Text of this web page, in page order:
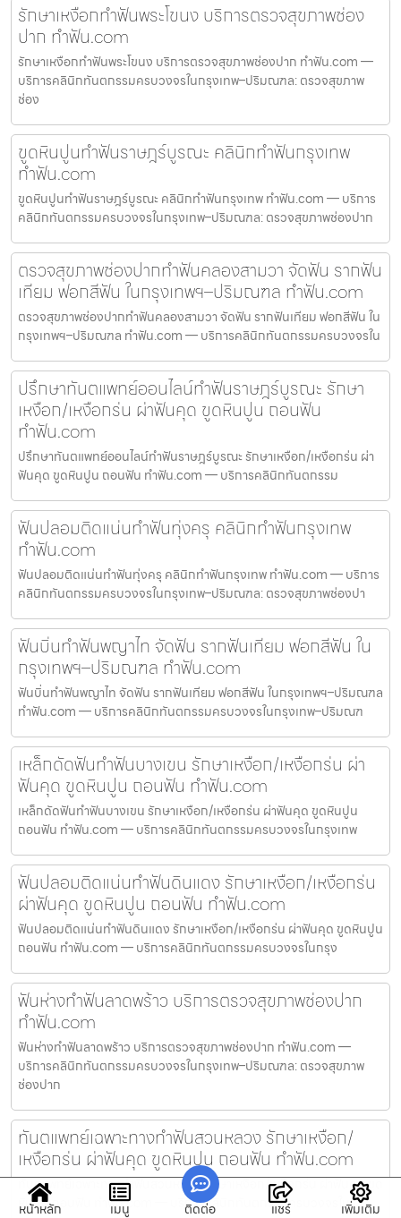
รักษาเหงือกทำฟันพระโขนง บริการตรวจสุขภาพช่อง
ปาก ทำฟัน.com
รักษาเหงือกทำฟันพระโขนง บริการตรวจสุขภาพช่องปาก ทำฟัน.com —
บริการคลินิกทันตกรรมครบวงจรในกรุงเทพ–ปริมณฑล: ตรวจสุขภาพ
ช่อง
ขูดหินปูนทำฟันราษฎร์บูรณะ คลินิกทำฟันกรุงเทพ
ทำฟัน.com
ขูดหินปูนทำฟันราษฎร์บูรณะ คลินิกทำฟันกรุงเทพ ทำฟัน.com — บริการ
คลินิกทันตกรรมครบวงจรในกรุงเทพ–ปริมณฑล: ตรวจสุขภาพช่องปาก
ตรวจสุขภาพช่องปากทำฟันคลองสามวา จัดฟัน รากฟัน
เทียม ฟอกสีฟัน ในกรุงเทพฯ–ปริมณฑล ทำฟัน.com
ตรวจสุขภาพช่องปากทำฟันคลองสามวา จัดฟัน รากฟันเทียม ฟอกสีฟัน ใน
กรุงเทพฯ–ปริมณฑล ทำฟัน.com — บริการคลินิกทันตกรรมครบวงจรใน
ปรึกษาทันตแพทย์ออนไลน์ทำฟันราษฎร์บูรณะ รักษา
เหงือก/เหงือกร่น ผ่าฟันคุด ขูดหินปูน ถอนฟัน
ทำฟัน.com
ปรึกษาทันตแพทย์ออนไลน์ทำฟันราษฎร์บูรณะ รักษาเหงือก/เหงือกร่น ผ่า
ฟันคุด ขูดหินปูน ถอนฟัน ทำฟัน.com — บริการคลินิกทันตกรรม
ฟันปลอมติดแน่นทำฟันทุ่งครุ คลินิกทำฟันกรุงเทพ
ทำฟัน.com
ฟันปลอมติดแน่นทำฟันทุ่งครุ คลินิกทำฟันกรุงเทพ ทำฟัน.com — บริการ
คลินิกทันตกรรมครบวงจรในกรุงเทพ–ปริมณฑล: ตรวจสุขภาพช่องปา
ฟันบิ่นทำฟันพญาไท จัดฟัน รากฟันเทียม ฟอกสีฟัน ใน
กรุงเทพฯ–ปริมณฑล ทำฟัน.com
ฟันบิ่นทำฟันพญาไท จัดฟัน รากฟันเทียม ฟอกสีฟัน ในกรุงเทพฯ–ปริมณฑล
ทำฟัน.com — บริการคลินิกทันตกรรมครบวงจรในกรุงเทพ–ปริมณฑ
เหล็กดัดฟันทำฟันบางเขน รักษาเหงือก/เหงือกร่น ผ่า
ฟันคุด ขูดหินปูน ถอนฟัน ทำฟัน.com
เหล็กดัดฟันทำฟันบางเขน รักษาเหงือก/เหงือกร่น ผ่าฟันคุด ขูดหินปูน
ถอนฟัน ทำฟัน.com — บริการคลินิกทันตกรรมครบวงจรในกรุงเทพ
ฟันปลอมติดแน่นทำฟันดินแดง รักษาเหงือก/เหงือกร่น
ผ่าฟันคุด ขูดหินปูน ถอนฟัน ทำฟัน.com
ฟันปลอมติดแน่นทำฟันดินแดง รักษาเหงือก/เหงือกร่น ผ่าฟันคุด ขูดหินปูน
ถอนฟัน ทำฟัน.com — บริการคลินิกทันตกรรมครบวงจรในกรุง
ฟันห่างทำฟันลาดพร้าว บริการตรวจสุขภาพช่องปาก
ทำฟัน.com
ฟันห่างทำฟันลาดพร้าว บริการตรวจสุขภาพช่องปาก ทำฟัน.com —
บริการคลินิกทันตกรรมครบวงจรในกรุงเทพ–ปริมณฑล: ตรวจสุขภาพ
ช่องปาก
ทันตแพทย์เฉพาะทางทำฟันสวนหลวง รักษาเหงือก/
เหงือกร่น ผ่าฟันคุด ขูดหินปูน ถอนฟัน ทำฟัน.com
ทันตแพทย์เฉพาะทางทำฟันสวนหลวง รักษาเหงือก/เหงือกร่น ผ่าฟันคุด ขูด
หินปูน ถอนฟัน ทำฟัน.com — บริการคลินิกทันตกรรมครบวงจรใน
หน้าหลัก เมนู ติดต่อ แชร์ เพิ่มเติม